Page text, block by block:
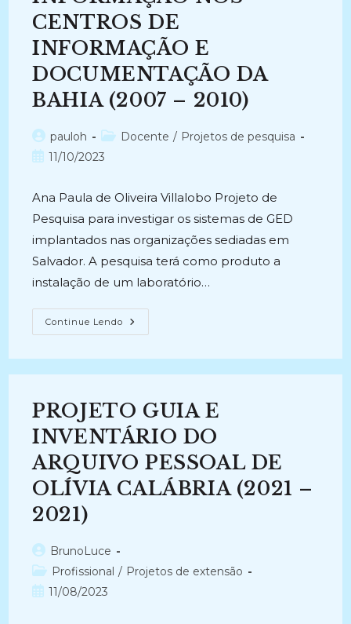
CENTROS DE
INFORMAÇÃO E
DOCUMENTAÇÃO DA
BAHIA (2007 – 2010)
Autor
do
pauloh
Categoria
do
Docente / Projetos de pesquisa
Post11/10/2023
Ana Paula de Oliveira Villalobo Projeto de
Pesquisa para investigar os sistemas de GED
implantados nas organizações sediadas em
Salvador. A pesquisa terá como produto a
instalação de um laboratório…
Continue Lendo GERENCIAMENTO
ELETRÔNICO
SOLUÇÃO
A
GESTÃO
DA
INFORMAÇÃO
NOS
CENTROS
INFORMAÇÃO
E
2010)
PROJETO GUIA E
INVENTÁRIO DO
ARQUIVO PESSOAL DE
OLÍVIA CALÁBRIA (2021 –
2021)
Autor
do
post:
BrunoLuce
Categoria
do
Profissional / Projetos de extensão
Post11/08/2023